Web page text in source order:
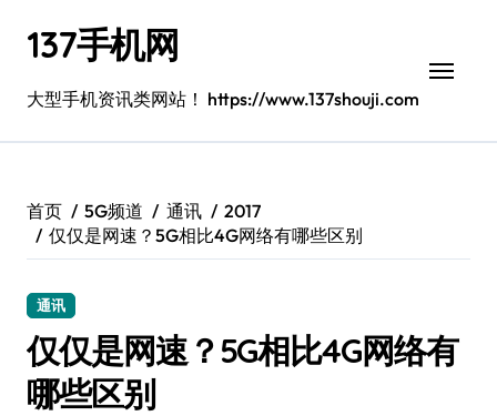
137手机网
大型手机资讯类网站！ https://www.137shouji.com
首页 5G频道 通讯
2017
仅仅是网速？5G相比4G网络有哪些区别
通讯
仅仅是网速？5G相比4G网络有
哪些区别